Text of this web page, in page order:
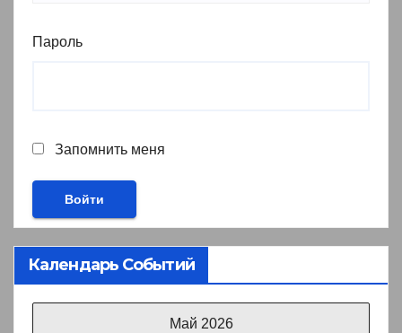
Пароль
Запомнить меня
Календарь Событий
Май 2026